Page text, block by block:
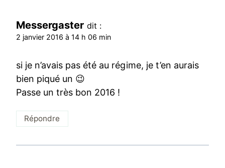
Messergaster dit :
2 janvier 2016 à 14 h 06 min
si je n’avais pas été au régime, je t’en aurais
bien piqué un 😉
Passe un très bon 2016 !
Répondre